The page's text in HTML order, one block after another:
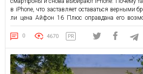
в iPhone, что заставляет оставаться верными
ли цена Айфон 16 Плюс оправдана его
понятный интерфейс iPhone известен своей
впервые берете его в руки, вам не […]
0 4670 PR